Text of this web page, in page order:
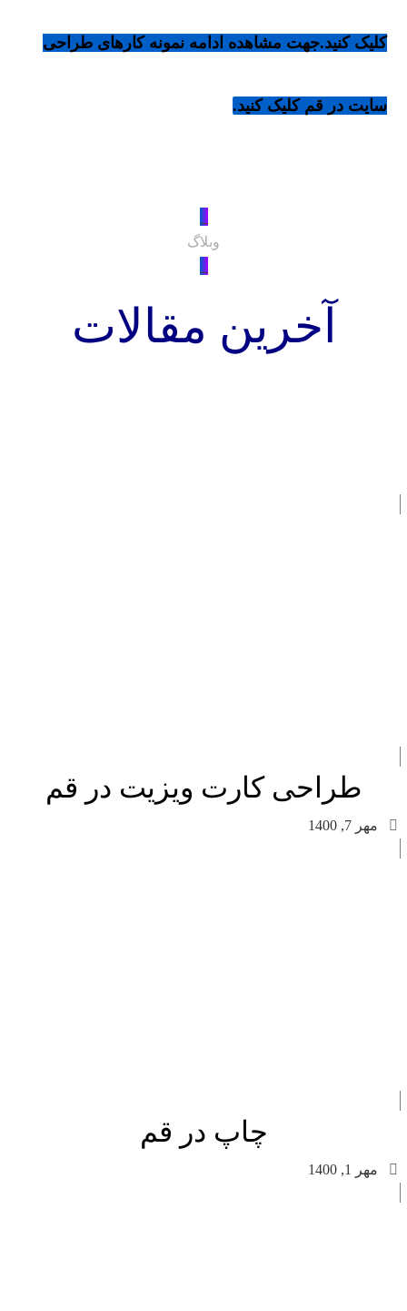
کلیک کنید.جهت مشاهده ادامه نمونه کارهای طراحی
سایت در قم کلیک کنید.
وبلاگ
آخرین مقالات
طراحی کارت ویزیت در قم
مهر 7, 1400
چاپ در قم
مهر 1, 1400